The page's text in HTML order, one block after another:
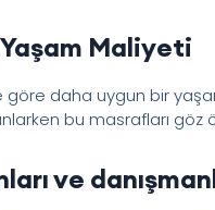
Maliyeti
göre daha uygun bir
bu masrafları göz
ve